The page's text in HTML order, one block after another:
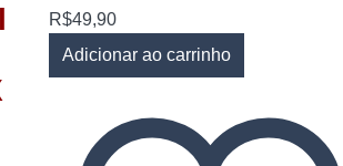
R$49,90
Adicionar ao carrinho